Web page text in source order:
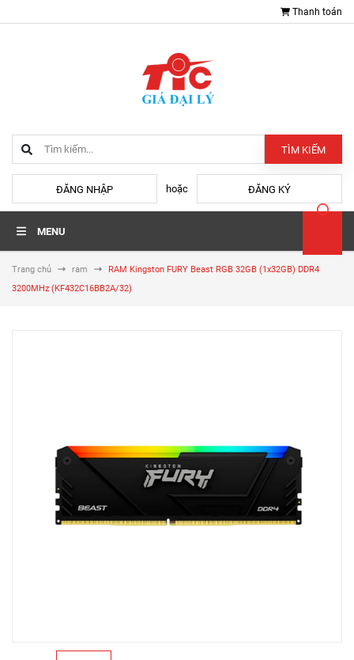
Thanh toán
TÌM KIẾM
ĐĂNG NHẬP hoặc ĐĂNG KÝ
MENU
Trang chủ ram
RAM Kingston FURY Beast RGB 32GB (1x32GB) DDR4
3200MHz (KF432C16BB2A/32)